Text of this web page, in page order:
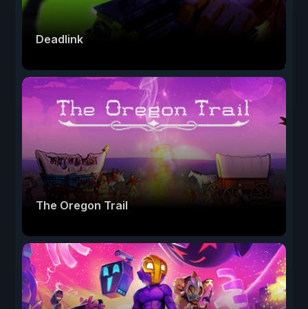
Deadlink
The Oregon Trail